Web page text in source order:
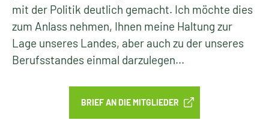
mit der Politik deutlich gemacht. Ich möchte dies
zum Anlass nehmen, Ihnen meine Haltung zur
Lage unseres Landes, aber auch zu der unseres
Berufsstandes einmal darzulegen...
BRIEF AN DIE MITGLIEDER